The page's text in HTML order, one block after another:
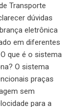
Transporte
dúvidas
eletrônica
em diferentes
que é o sistema
O sistema
praças
sem
para a